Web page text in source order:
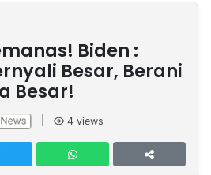
Biden :
Besar, Berani
Besar!
4 views